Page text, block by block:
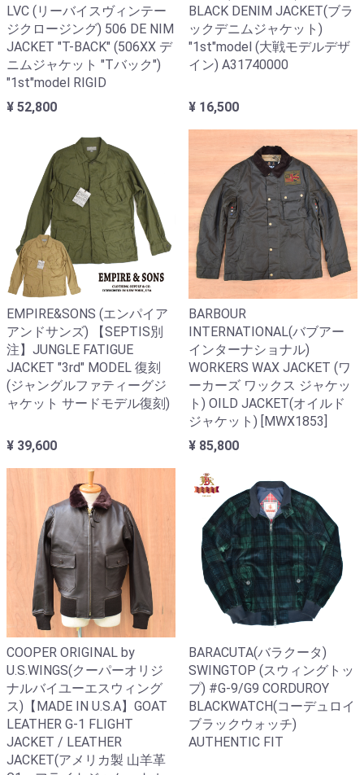
LVC (リーバイスヴィンテー
ジクロージング) 506 DE NIM
JACKET "T-BACK" (506XX デ
ニムジャケット "Tバック")
"1st"model RIGID
¥ 52,800
BLACK DENIM JACKET(ブラ
ックデニムジャケット)
"1st"model (大戦モデルデザ
イン) A31740000
¥ 16,500
EMPIRE&SONS (エンパイア
アンドサンズ) 【SEPTIS別
注】JUNGLE FATIGUE
JACKET "3rd" MODEL 復刻
(ジャングルファティーグジ
ャケット サードモデル復刻)
¥ 39,600
BARBOUR
INTERNATIONAL(バブアー
インターナショナル)
WORKERS WAX JACKET (ワ
ーカーズ ワックス ジャケッ
ト) OILD JACKET(オイルド
ジャケット) [MWX1853]
¥ 85,800
COOPER ORIGINAL by
U.S.WINGS(クーパーオリジ
ナルバイユーエスウィング
ス)【MADE IN U.S.A】GOAT
LEATHER G-1 FLIGHT
JACKET / LEATHER
JACKET(アメリカ製 山羊革
BARACUTA(バラクータ)
SWINGTOP (スウィングトッ
プ) #G-9/G9 CORDUROY
BLACKWATCH(コーデュロイ
ブラックウォッチ)
AUTHENTIC FIT